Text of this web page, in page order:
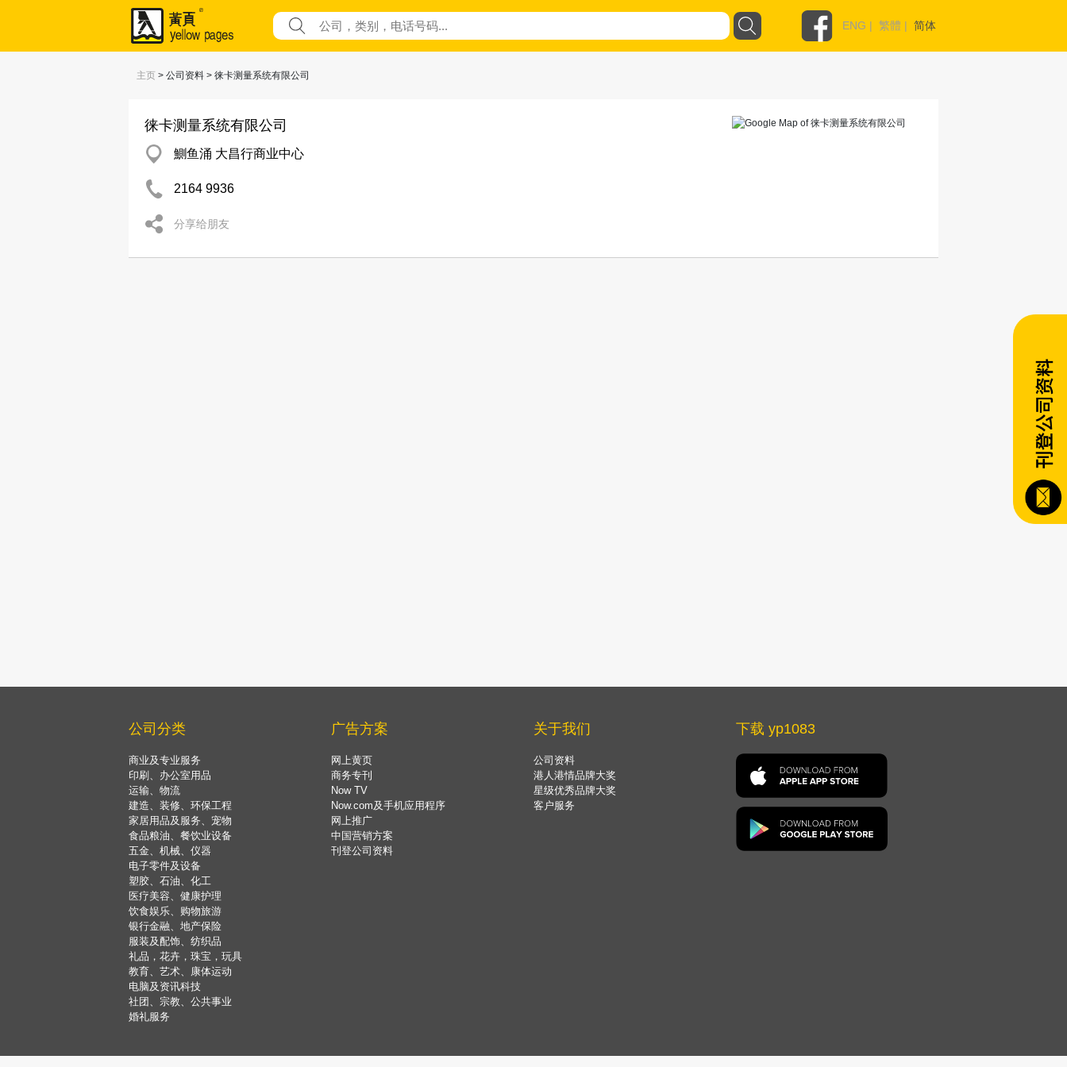
ENG | 繁體 | 简体
主页 > 公司资料 > 徕卡测量系统有限公司
徕卡测量系统有限公司
鰂鱼涌 大昌行商业中心
2164 9936
分享给朋友
公司分类
商业及专业服务
印刷、办公室用品
运输、物流
建造、装修、环保工程
家居用品及服务、宠物
食品粮油、餐饮业设备
五金、机械、仪器
电子零件及设备
塑胶、石油、化工
医疗美容、健康护理
饮食娱乐、购物旅游
银行金融、地产保险
服装及配饰、纺织品
礼品，花卉，珠宝，玩具
教育、艺术、康体运动
电脑及资讯科技
社团、宗教、公共事业
婚礼服务
广告方案
网上黄页
商务专刊
Now TV
Now.com及手机应用程序
网上推广
中国营销方案
刊登公司资料
关于我们
公司资料
港人港情品牌大奖
星级优秀品牌大奖
客户服务
下载 yp1083